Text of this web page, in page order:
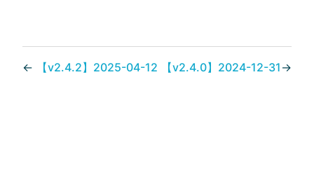
← 【v2.4.2】2025-04-12 【v2.4.0】2024-12-31 →